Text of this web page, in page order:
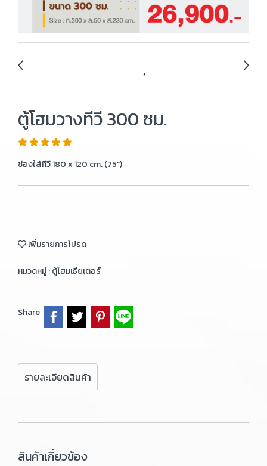
ตู้โฮมวางทีวี 300 ซม.
ช่องใส่ทีวี 180 x 120 cm. (75")
เพิ่มรายการโปรด
หมวดหมู่ :ตู้โฮมเธียเตอร์
Share
รายละเอียดสินค้า
สินค้าเกี่ยวข้อง